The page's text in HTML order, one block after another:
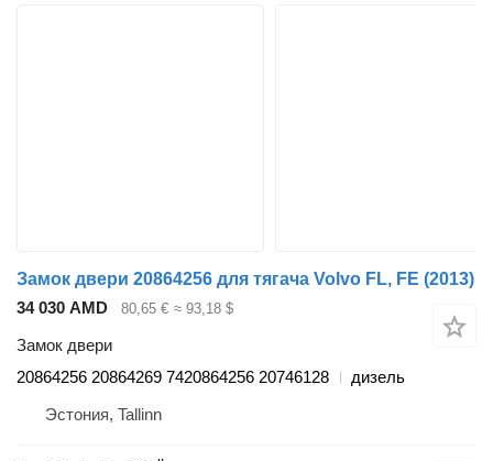
Замок двери 20864256 для тягача Volvo FL, FE (2013)
34 030 AMD
80,65 € ≈ 93,18 $
Замок двери
20864256 20864269 7420864256 20746128
дизель
Эстония, Tallinn